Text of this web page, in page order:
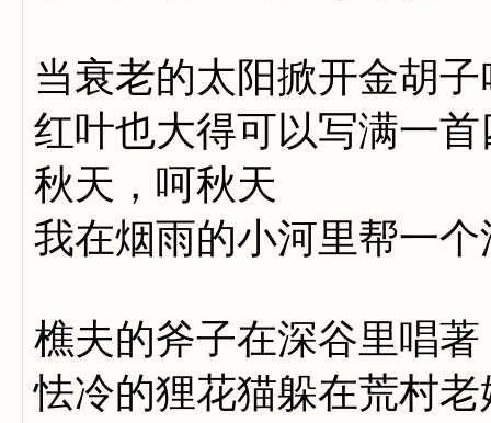
当衰老的太阳掀开金胡
红叶也大得可以写满一
秋天，呵秋天
我在烟雨的小河里帮一
樵夫的斧子在深谷里唱著
怯冷的狸花猫躲在荒村